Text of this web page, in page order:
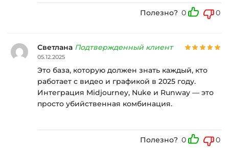
Полезно? 0 0
Светлана Подтвержденный клиент
05.12.2025
Это база, которую должен знать каждый, кто
работает с видео и графикой в 2025 году.
Интеграция Midjourney, Nuke и Runway — это
просто убийственная комбинация.
Полезно? 0 0